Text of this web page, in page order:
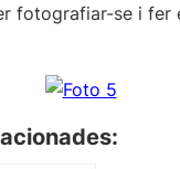
fotografiar-se i fer